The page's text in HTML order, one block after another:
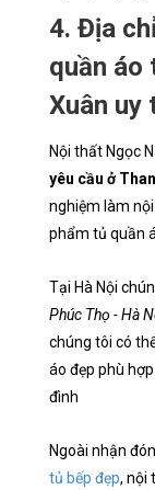
4. Địa
quần áo
Xuân uy
Nội thất Ngọc
yêu cầu ở
nghiệm làm
phẩm tủ quần
Tại Hà Nội
Phúc Thọ - Hà
chúng tôi có
áo đẹp phù
đình
Ngoài nhận
tủ bếp đẹp, nội